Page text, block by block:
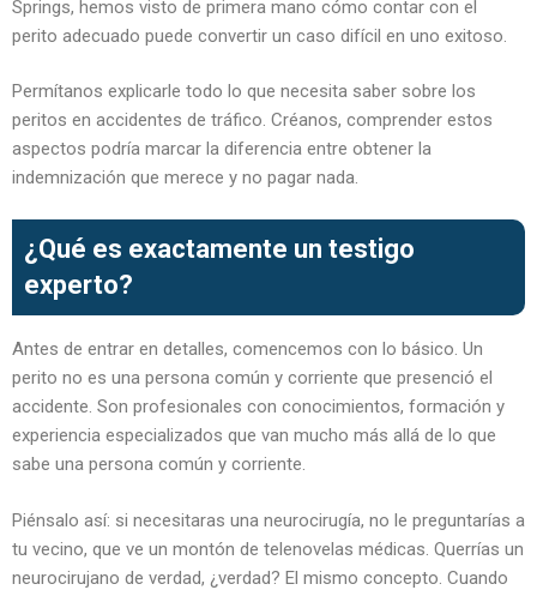
Springs, hemos visto de primera mano cómo contar con el
perito adecuado puede convertir un caso difícil en uno exitoso.
Permítanos explicarle todo lo que necesita saber sobre los
peritos en accidentes de tráfico. Créanos, comprender estos
aspectos podría marcar la diferencia entre obtener la
indemnización que merece y no pagar nada.
¿Qué es exactamente un testigo
experto?
Antes de entrar en detalles, comencemos con lo básico. Un
perito no es una persona común y corriente que presenció el
accidente. Son profesionales con conocimientos, formación y
experiencia especializados que van mucho más allá de lo que
sabe una persona común y corriente.
Piénsalo así: si necesitaras una neurocirugía, no le preguntarías a
tu vecino, que ve un montón de telenovelas médicas. Querrías un
neurocirujano de verdad, ¿verdad? El mismo concepto. Cuando